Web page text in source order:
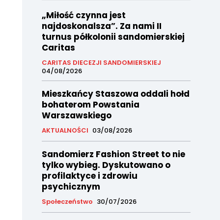
„Miłość czynna jest
najdoskonalsza”. Za nami II
turnus półkolonii sandomierskiej
Caritas
CARITAS DIECEZJI SANDOMIERSKIEJ
04/08/2026
Mieszkańcy Staszowa oddali hołd
bohaterom Powstania
Warszawskiego
AKTUALNOŚCI 03/08/2026
Sandomierz Fashion Street to nie
tylko wybieg. Dyskutowano o
profilaktyce i zdrowiu
psychicznym
Społeczeństwo 30/07/2026